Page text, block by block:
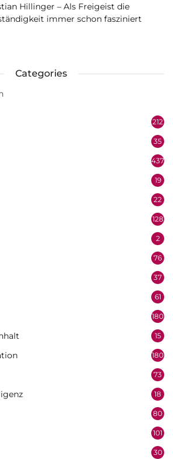
Hillinger – Als Freigeist die
immer schon fasziniert
Categories
212
35
437
19
22
128
2
76
37
61
180
15
180
73
18
80
101
30